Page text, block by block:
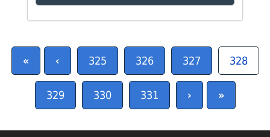
« ‹ 325 326 327 328
329 330 331 › »